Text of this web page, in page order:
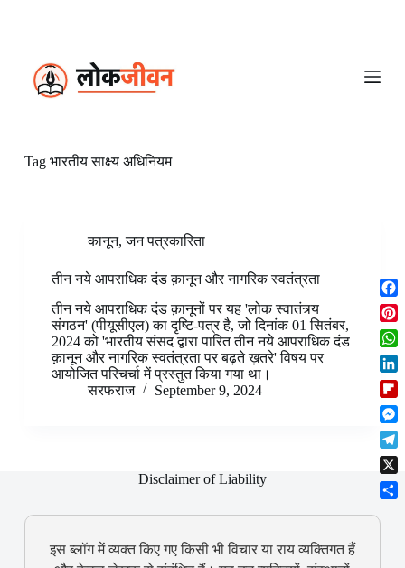
Tagभारतीय साक्ष्य अधिनियम
कानून,जन पत्रकारिता
तीन नये आपराधिक दंड क़ानून और नागरिक स्वतंत्रता
तीन नये आपराधिक दंड क़ानूनों पर यह 'लोक स्वातंत्र्य
संगठन' (पीयूसीएल) का दृष्टि-पत्र है, जो दिनांक 01 सितंबर,
2024 को 'भारतीय संसद द्वारा पारित तीन नये आपराधिक दंड
क़ानून और नागरिक स्वतंत्रता पर बढ़ते ख़तरे' विषय पर
आयोजित परिचर्चा में प्रस्तुत किया गया था।
सरफराज
September 9, 2024
Disclaimer of Liability
इस ब्लॉग में व्यक्त किए गए किसी भी विचार या राय व्यक्तिगत हैं
F
a
c
e
b
o
o
k
P
i
n
t
e
r
e
s
t
W
h
a
t
s
A
p
p
L
i
n
k
e
d
I
F
l
i
p
b
o
M
e
s
s
e
n
T
e
l
X
h